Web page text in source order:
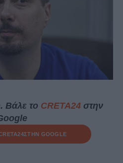
Βάλε το CRETA24στην
ΣΤΗΝ GOOGLE